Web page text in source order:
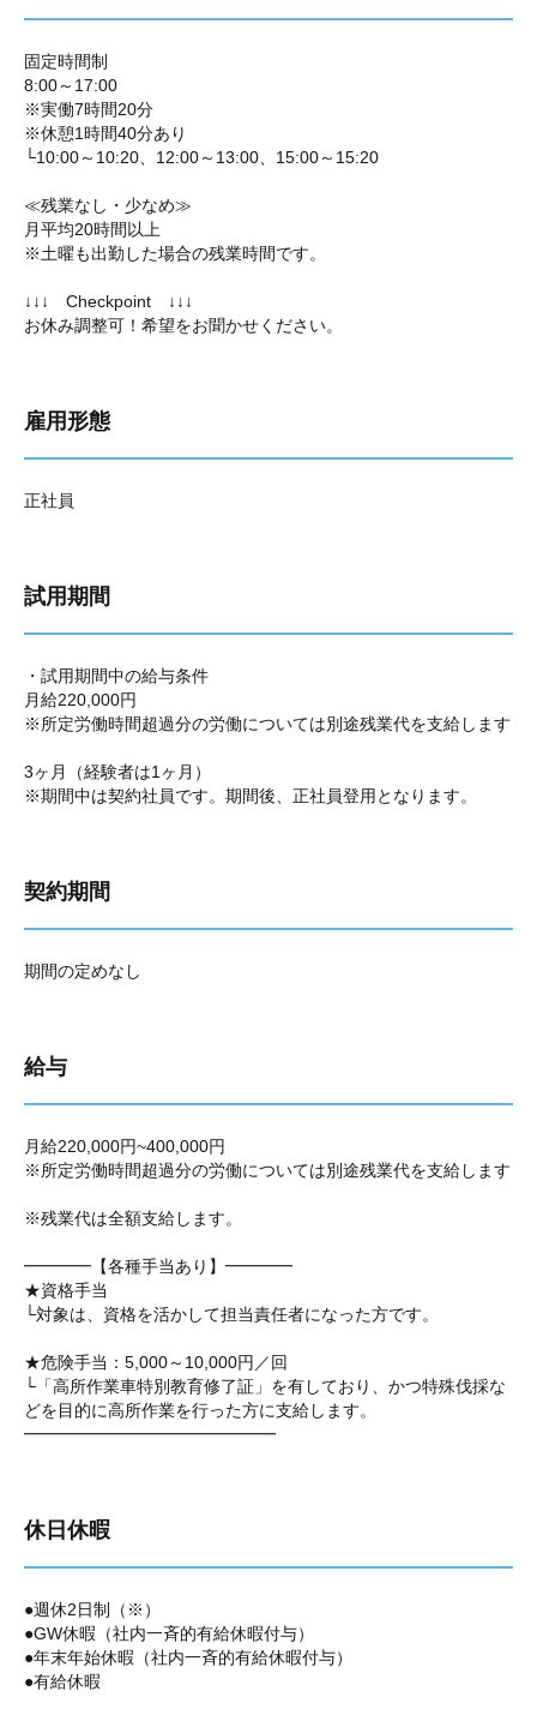
固定時間制
8:00～17:00
※実働7時間20分
※休憩1時間40分あり
└10:00～10:20、12:00～13:00、15:00～15:20
≪残業なし・少なめ≫
月平均20時間以上
※土曜も出勤した場合の残業時間です。
↓↓↓ Checkpoint ↓↓↓
お休み調整可！希望をお聞かせください。
雇用形態
正社員
試用期間
・試用期間中の給与条件
月給220,000円
※所定労働時間超過分の労働については別途残業代を支給します
3ヶ月（経験者は1ヶ月）
※期間中は契約社員です。期間後、正社員登用となります。
契約期間
期間の定めなし
給与
月給220,000円~400,000円
※所定労働時間超過分の労働については別途残業代を支給します
※残業代は全額支給します。
━━━━【各種手当あり】━━━━
★資格手当
└対象は、資格を活かして担当責任者になった方です。
★危険手当：5,000～10,000円／回
└「高所作業車特別教育修了証」を有しており、かつ特殊伐採な
どを目的に高所作業を行った方に支給します。
━━━━━━━━━━━━━━━
休日休暇
●週休2日制（※）
●GW休暇（社内一斉的有給休暇付与）
●年末年始休暇（社内一斉的有給休暇付与）
●有給休暇